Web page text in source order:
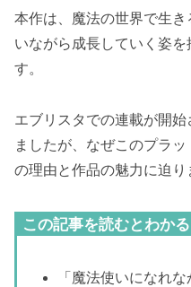
本作は、魔法の世界で生
いながら成長していく姿
す。
エブリスタでの連載が開
ましたが、なぜこのプラ
の理由と作品の魅力に迫り
この記事を読むとわか
「魔法使いになれ